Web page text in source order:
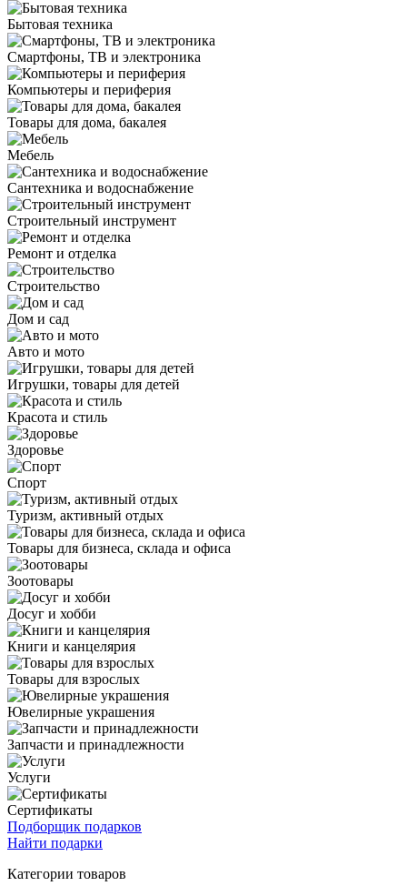
Бытовая техника
Смартфоны, ТВ и электроника
Компьютеры и периферия
Товары для дома, бакалея
Мебель
Сантехника и водоснабжение
Строительный инструмент
Ремонт и отделка
Строительство
Дом и сад
Авто и мото
Игрушки, товары для детей
Красота и стиль
Здоровье
Спорт
Туризм, активный отдых
Товары для бизнеса, склада и офиса
Зоотовары
Досуг и хобби
Книги и канцелярия
Товары для взрослых
Ювелирные украшения
Запчасти и принадлежности
Услуги
Сертификаты
Подборщик подарков
Найти подарки
Категории товаров